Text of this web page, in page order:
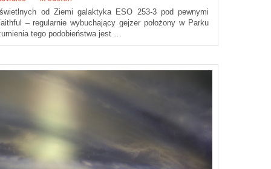
od Ziemi galaktyka ESO 253-3 pod pewnymi
– regularnie wybuchający gejzer położony w Parku
tego podobieństwa jest …